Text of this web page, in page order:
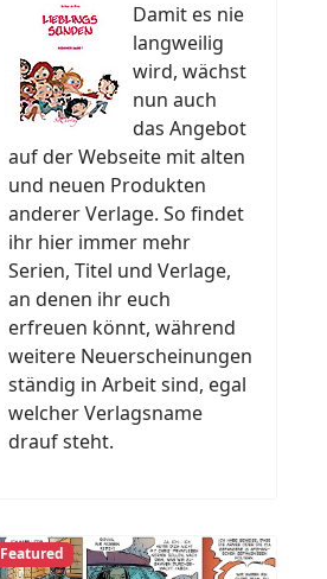
Damit es nie
langweilig
wird, wächst
nun auch
das Angebot
auf der Webseite mit alten
und neuen Produkten
anderer Verlage. So findet
ihr hier immer mehr
Serien, Titel und Verlage,
an denen ihr euch
erfreuen könnt, während
weitere Neuerscheinungen
ständig in Arbeit sind, egal
welcher Verlagsname
drauf steht.
Featured